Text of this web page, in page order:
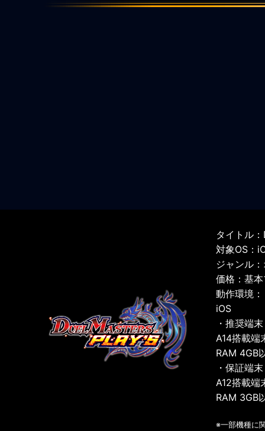
タイトル
対象OS：
ジャンル
価格：基本
動作環境：
iOS
・推奨端末
A14搭載端
RAM 4GB
・保証端末
A12搭載端
RAM 3GB
※一部機種に